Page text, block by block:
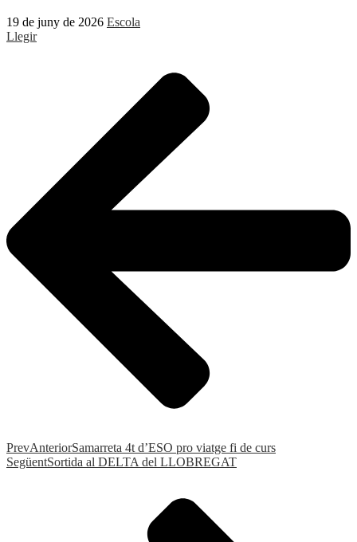
19 de juny de 2026 Escola
Llegir
PrevAnteriorSamarreta 4t d’ESO pro viatge fi de curs
SegüentSortida al DELTA del LLOBREGAT